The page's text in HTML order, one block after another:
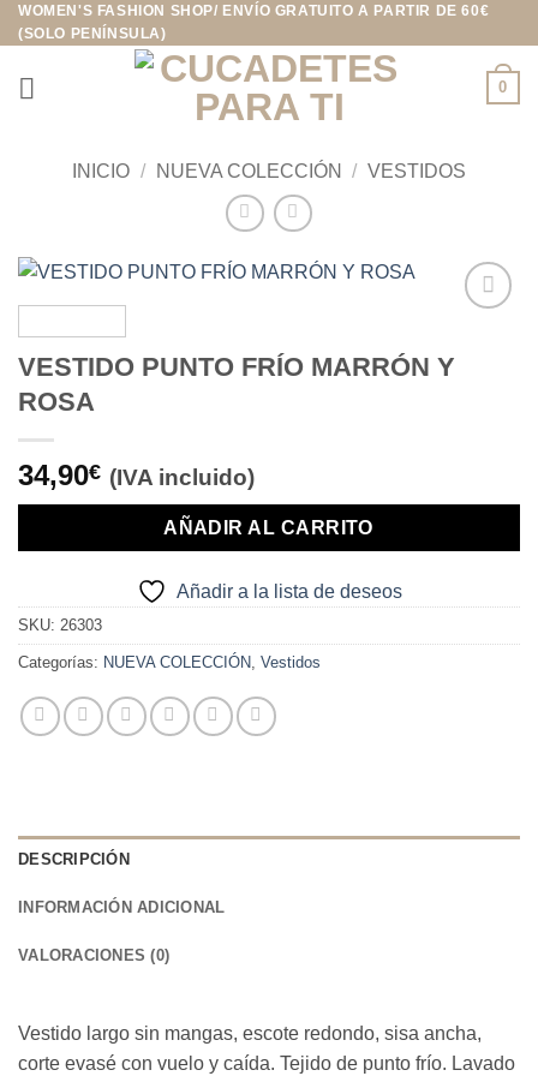
Saltar
al
contenido
WOMEN'S FASHION SHOP/ ENVÍO GRATUITO A PARTIR DE 60€
(SOLO PENÍNSULA)
0
INICIO / NUEVA COLECCIÓN / VESTIDOS
VESTIDO PUNTO FRÍO MARRÓN Y
ROSA
34,90€ (IVA incluido)
AÑADIR AL CARRITO
Añadir a la lista de deseos
SKU: 26303
Categorías: NUEVA COLECCIÓN, Vestidos
DESCRIPCIÓN
INFORMACIÓN ADICIONAL
VALORACIONES (0)
Vestido largo sin mangas, escote redondo, sisa ancha,
corte evasé con vuelo y caída. Tejido de punto frío. Lavado